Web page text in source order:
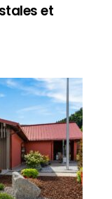
et